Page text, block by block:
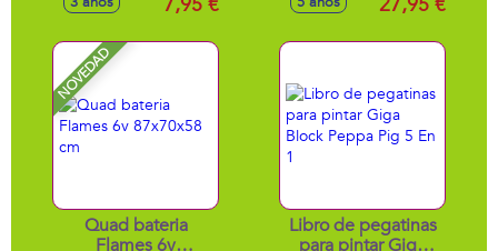
NOVEDAD
Quad bateria
Flames 6v
Libro de pegatinas
para pintar Giga